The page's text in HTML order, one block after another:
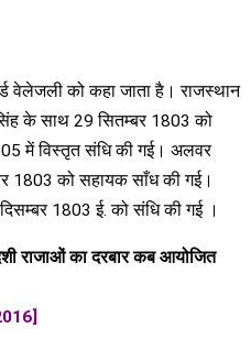
वेलेजली को कहा जाता है। राजस्थान
के साथ 29 सितम्बर 1803 को
में विस्तृत संधि की गई। अलवर
1803 को सहायक साँध की गई।
1803 ई. को संधि की गई ।
राजाओं का दरबार कब आयोजित